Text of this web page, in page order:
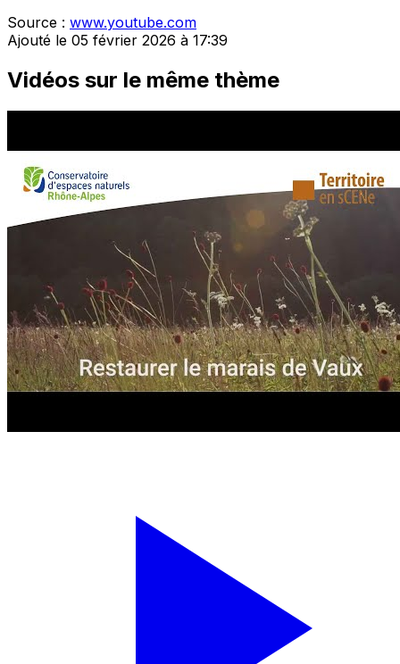
Source : www.youtube.com
Ajouté le 05 février 2026 à 17:39
Vidéos sur le même thème